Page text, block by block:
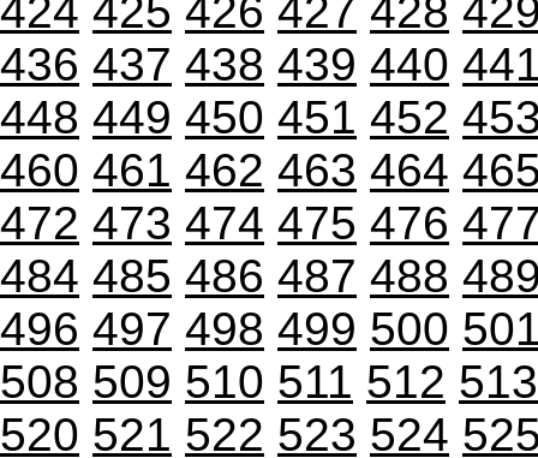
424 425 426 427 428
436 437 438 439 440
448 449 450 451 452
460 461 462 463 464
472 473 474 475 476
484 485 486 487 488
496 497 498 499 500
508 509 510 511 512 513
520 521 522 523 524